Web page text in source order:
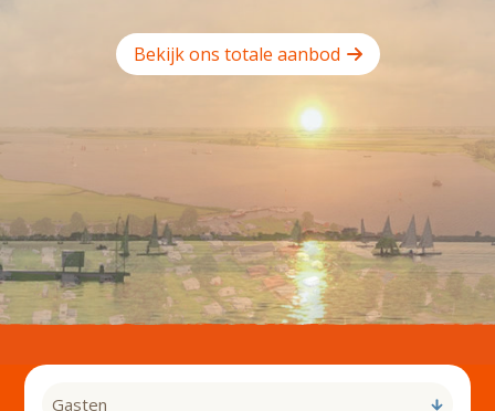
Bekijk ons totale aanbod